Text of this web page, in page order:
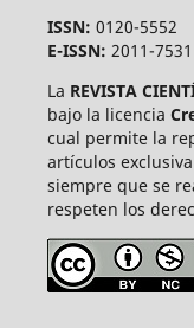
ISSN: 0120-5552
E-ISSN: 2011-7531
La REVISTA
bajo la licencia
cual permite la
artículos
siempre que se
respeten los